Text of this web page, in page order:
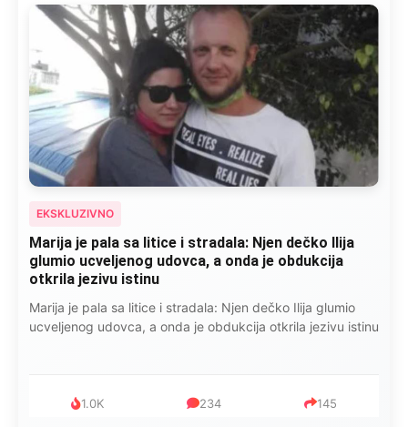
EKSKLUZIVNO
Marija je pala sa litice i stradala: Njen dečko Ilija
glumio ucveljenog udovca, a onda je obdukcija
otkrila jezivu istinu
Marija je pala sa litice i stradala: Njen dečko Ilija glumio
ucveljenog udovca, a onda je obdukcija otkrila jezivu istinu
1.0K 234 145